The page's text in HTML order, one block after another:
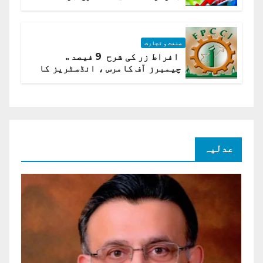
صنعت و تجارت
افراط زر کی شرح 9 فیصد ..
چیمبرز آف کامرس ، انڈسٹریز کا
عدلیہ